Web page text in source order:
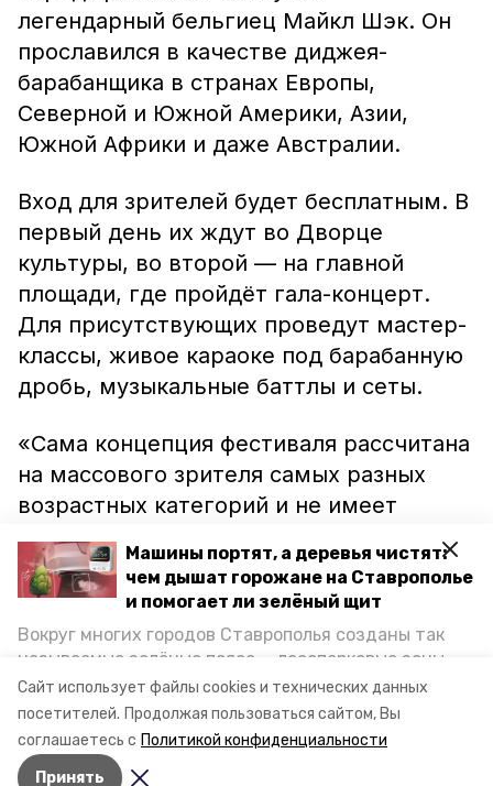
Сайт использует файлы cookies и технических данных
посетителей. Продолжая пользоваться сайтом, Вы
соглашаетесь с Политикой конфиденциальности
Принять
Машины портят, а деревья чистят:
чем дышат горожане на Ставрополье
и помогает ли зелёный щит
Вокруг многих городов Ставрополья созданы так
называемые зелёные пояса — лесопарковые зоны,
снижающие негативное воздействие выхлопных
газов на атмосферу. Справляются ли они с
постоянно растущим потоком автотранспорта и
каким воздухом дышат жители края, узнала
корреспондент «Победы26».
легендарный бельгиец Майкл Шэк. Он
прославился в качестве диджея-
барабанщика в странах Европы,
Северной и Южной Америки, Азии,
Южной Африки и даже Австралии.
Вход для зрителей будет бесплатным. В
первый день их ждут во Дворце
культуры, во второй — на главной
площади, где пройдёт гала-концерт.
Для присутствующих проведут мастер-
классы, живое караоке под барабанную
дробь, музыкальные баттлы и сеты.
«Сама концепция фестиваля рассчитана
на массового зрителя самых разных
возрастных категорий и не имеет
аналогов в нашей стране», — уточнили
в администрации Ессентуков.
Ранее группа казаков-рокеров просила
поддержки для участия в фестивале.
Фото: essentuki_ps
Авторы: Диана Кудрявцева